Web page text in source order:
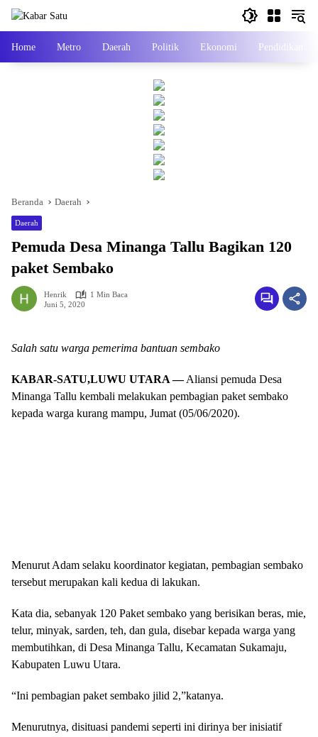
Langsung
Home
Metro Daerah Politik Ekonomi Pendidikan &
Beranda Daerah
Daerah
Pemuda Desa Minanga Tallu Bagikan 120
paket Sembako
Henrik
1 Min Baca
Juni 5, 2020
Salah satu warga pemerima bantuan sembako
KABAR-SATU,LUWU UTARA —Aliansi pemuda Desa
Minanga Tallu kembali melakukan pembagian paket sembako
kepada warga kurang mampu, Jumat (05/06/2020).
Menurut Adam selaku koordinator kegiatan, pembagian sembako
tersebut merupakan kali kedua di lakukan.
Kata dia, sebanyak 120 Paket sembako yang berisikan beras, mie,
telur, minyak, sarden, teh, dan gula, disebar kepada warga yang
membutihkan, di Desa Minanga Tallu, Kecamatan Sukamaju,
Kabupaten Luwu Utara.
“Ini pembagian paket sembako jilid 2,”katanya.
Menurutnya, disituasi pandemi seperti ini dirinya ber inisiatif